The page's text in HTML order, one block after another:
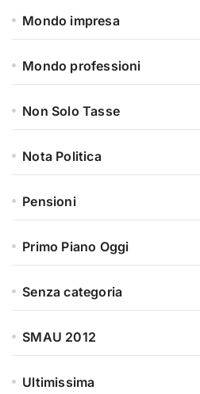
Mondo impresa
Mondo professioni
Non Solo Tasse
Nota Politica
Pensioni
Primo Piano Oggi
Senza categoria
SMAU 2012
Ultimissima